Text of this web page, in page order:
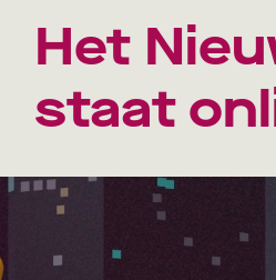
Het
staat